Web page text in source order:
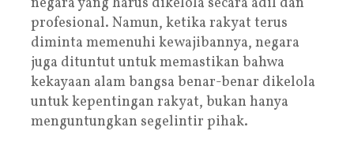
profesional. Namun, ketika rakyat terus
diminta memenuhi kewajibannya, negara
juga dituntut untuk memastikan bahwa
kekayaan alam bangsa benar-benar dikelola
untuk kepentingan rakyat, bukan hanya
menguntungkan segelintir pihak.